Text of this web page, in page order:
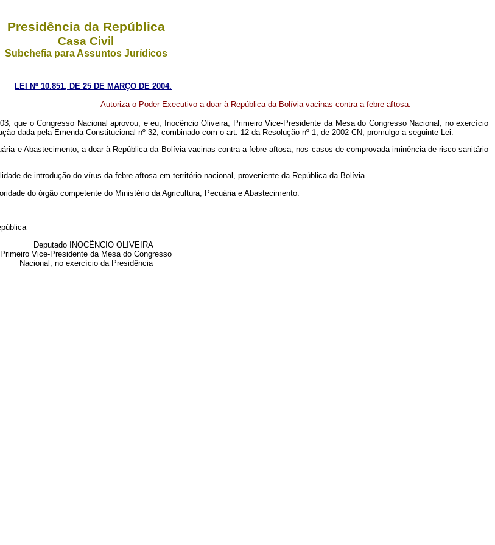
Presidência da República
Casa Civil
Subchefia para Assuntos Jurídicos
LEI Nº 10.851, DE 25 DE MARÇO DE 2004.
Autoriza o Poder Executivo a doar à República da Bolívia vacinas contra a febre aftosa.
que o Congresso Nacional aprovou, e eu, Inocêncio Oliveira, Primeiro Vice-Presidente da Mesa do Congresso Nacional, no exercício
dada pela Emenda Constitucional nº 32, combinado com o art. 12 da Resolução nº 1, de 2002-CN, promulgo a seguinte Lei:
e Abastecimento, a doar à República da Bolívia vacinas contra a febre aftosa, nos casos de comprovada iminência de risco sanitário
de introdução do vírus da febre aftosa em território nacional, proveniente da República da Bolívia.
do órgão competente do Ministério da Agricultura, Pecuária e Abastecimento.
Deputado INOCÊNCIO OLIVEIRA
Primeiro Vice-Presidente da Mesa do Congresso
Nacional, no exercício da Presidência